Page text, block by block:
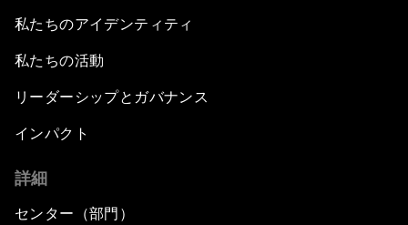
私たちのアイデンティティ
私たちの活動
リーダーシップとガバナンス
インパクト
詳細
センター（部門）